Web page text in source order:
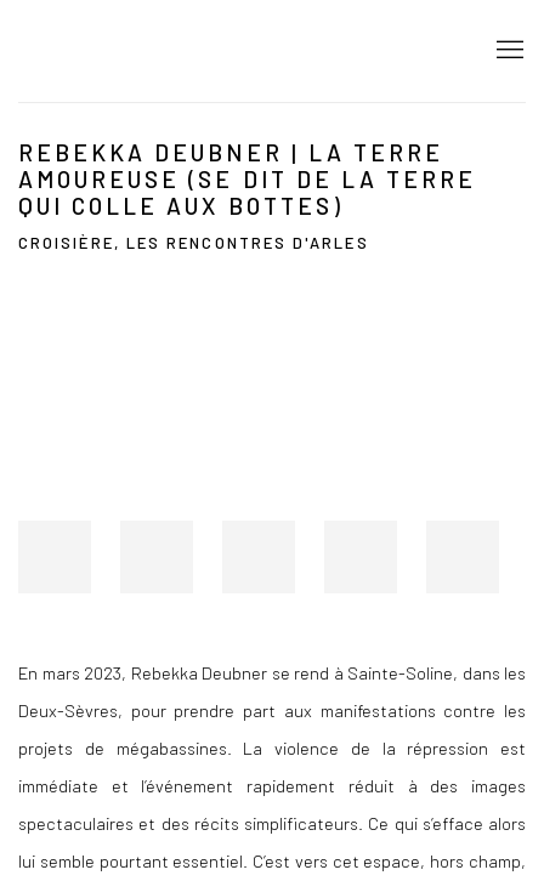
REBEKKA DEUBNER | LA TERRE
AMOUREUSE (SE DIT DE LA TERRE
QUI COLLE AUX BOTTES)
CROISIÈRE, LES RENCONTRES D'ARLES
En mars 2023, Rebekka Deubner se rend à Sainte-Soline, dans les
Deux-Sèvres, pour prendre part aux manifestations contre les
projets de mégabassines. La violence de la répression est
immédiate et l’événement rapidement réduit à des images
spectaculaires et des récits simplificateurs. Ce qui s’efface alors
lui semble pourtant essentiel. C’est vers cet espace, hors champ,